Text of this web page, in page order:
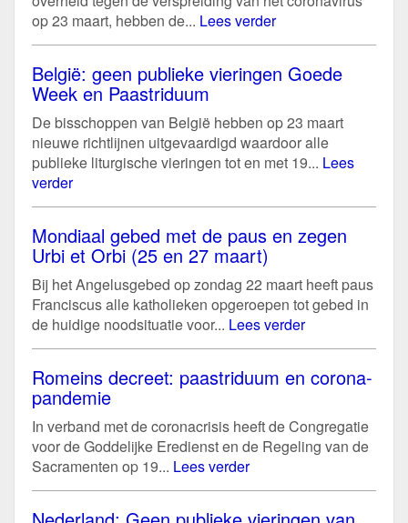
op 23 maart, hebben de... Lees verder
België: geen publieke vieringen Goede
Week en Paastriduum
De bisschoppen van België hebben op 23 maart
nieuwe richtlijnen uitgevaardigd waardoor alle
publieke liturgische vieringen tot en met 19... Lees
verder
Mondiaal gebed met de paus en zegen
Urbi et Orbi (25 en 27 maart)
Bij het Angelusgebed op zondag 22 maart heeft paus
Franciscus alle katholieken opgeroepen tot gebed in
de huidige noodsituatie voor... Lees verder
Romeins decreet: paastriduum en corona-
pandemie
In verband met de coronacrisis heeft de Congregatie
voor de Goddelijke Eredienst en de Regeling van de
Sacramenten op 19... Lees verder